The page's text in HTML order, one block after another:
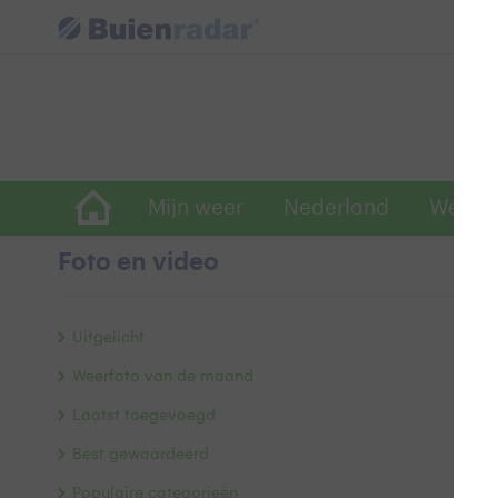
Mijn weer Nederland
Foto en video
Uitgelicht
Weerfoto van de maand
Laatst toegevoegd
Best gewaardeerd
Populaire categorieën